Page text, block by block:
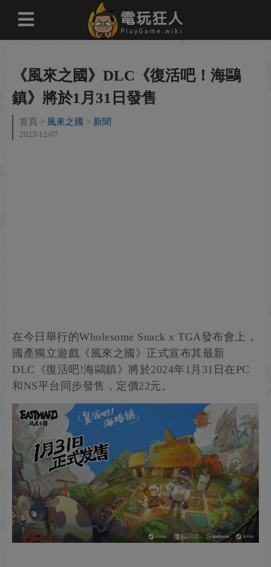
《風來之國》DLC《復活吧！海鷗
鎮》將於1月31日發售
首頁 風來之國 新聞
2023-12-07
在今日舉行的Wholesome Snack x TGA發布會上，
國產獨立遊戲《風來之國》正式宣布其最新
DLC《復活吧!海鷗鎮》將於2024年1月31日在PC
和NS平台同步發售，定價22元。